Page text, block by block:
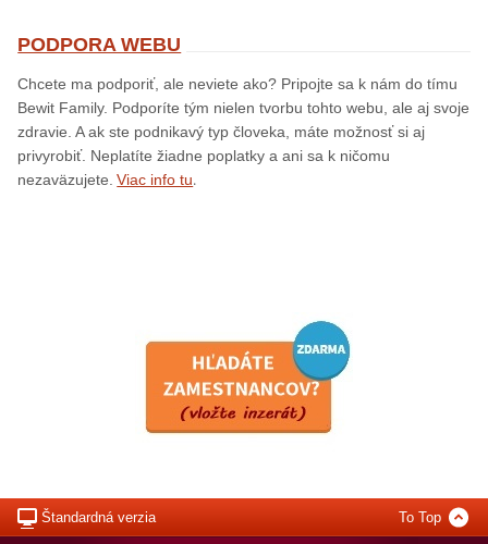
PODPORA WEBU
Chcete ma podporiť, ale neviete ako? Pripojte sa k nám do tímu
Bewit Family. Podporíte tým nielen tvorbu tohto webu, ale aj svoje
zdravie. A ak ste podnikavý typ človeka, máte možnosť si aj
privyrobiť. Neplatíte žiadne poplatky a ani sa k ničomu
nezaväzujete. Viac info tu.
Štandardná verzia To Top